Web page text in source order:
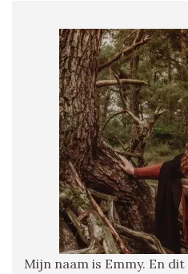
Mijn naam is Emmy. En